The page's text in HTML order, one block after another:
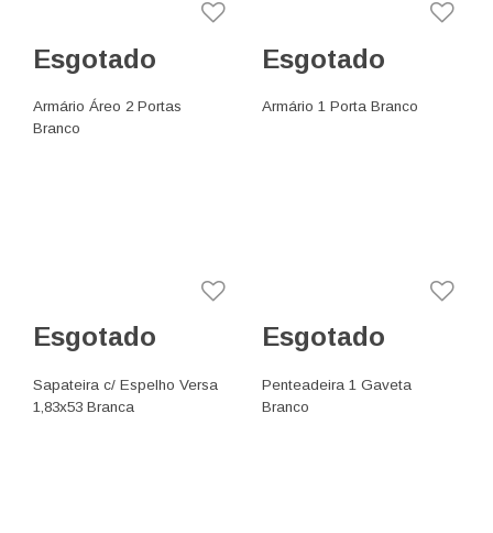
Esgotado
Armário Áreo 2 Portas
Branco
Esgotado
Armário 1 Porta Branco
Esgotado
Sapateira c/ Espelho Versa
1,83x53 Branca
Esgotado
Penteadeira 1 Gaveta
Branco